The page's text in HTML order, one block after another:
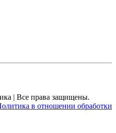
| Все права защищены.
в отношении обработки